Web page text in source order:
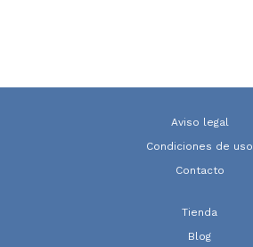
Aviso legal
Condiciones de uso
Contacto
Tienda
Blog